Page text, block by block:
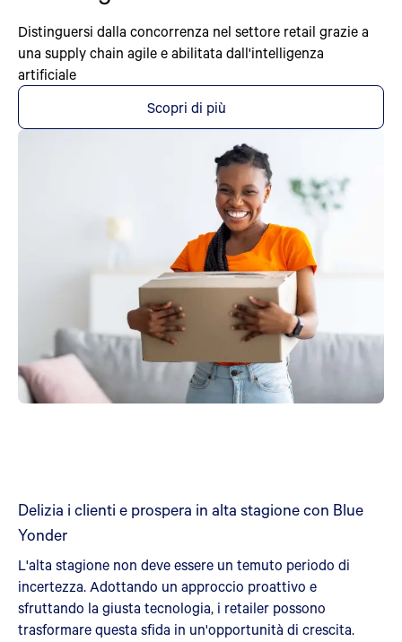
Distinguersi dalla concorrenza nel settore retail grazie a
una supply chain agile e abilitata dall'intelligenza
artificiale
Scopri di più
Delizia i clienti e prospera in alta stagione con Blue
Yonder
L'alta stagione non deve essere un temuto periodo di
incertezza. Adottando un approccio proattivo e
sfruttando la giusta tecnologia, i retailer possono
trasformare questa sfida in un'opportunità di crescita.